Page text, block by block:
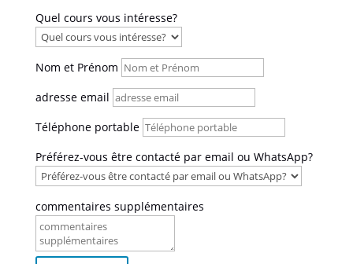
Quel cours vous intéresse?
Nom et Prénom
adresse email
Téléphone portable
Préférez-vous être contacté par email ou WhatsApp?
commentaires supplémentaires